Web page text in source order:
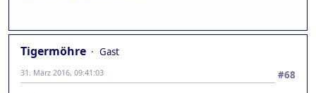
Tigermöhre
Gast
#68
31. März 2016, 09:41:03